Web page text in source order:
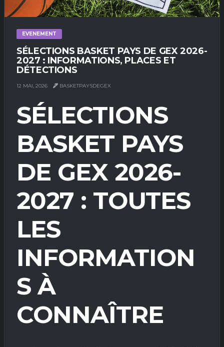
EVENEMENT
SÉLECTIONS BASKET PAYS DE GEX 2026-
2027 : INFORMATIONS, PLACES ET
DÉTECTIONS
12 MAI, 2026 BASKETPAYSDEGEX
SÉLECTIONS
BASKET PAYS
DE GEX 2026-
2027 : TOUTES
LES
INFORMATION
S À
CONNAÎTRE